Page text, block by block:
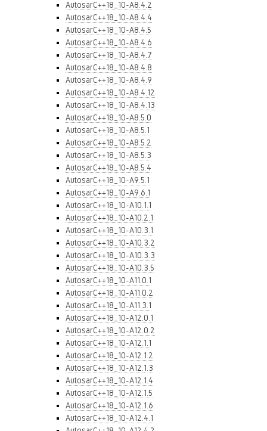
AutosarC++18_10-A8.4.2
AutosarC++18_10-A8.4.4
AutosarC++18_10-A8.4.5
AutosarC++18_10-A8.4.6
AutosarC++18_10-A8.4.7
AutosarC++18_10-A8.4.8
AutosarC++18_10-A8.4.9
AutosarC++18_10-A8.4.12
AutosarC++18_10-A8.4.13
AutosarC++18_10-A8.5.0
AutosarC++18_10-A8.5.1
AutosarC++18_10-A8.5.2
AutosarC++18_10-A8.5.3
AutosarC++18_10-A8.5.4
AutosarC++18_10-A9.5.1
AutosarC++18_10-A9.6.1
AutosarC++18_10-A10.1.1
AutosarC++18_10-A10.2.1
AutosarC++18_10-A10.3.1
AutosarC++18_10-A10.3.2
AutosarC++18_10-A10.3.3
AutosarC++18_10-A10.3.5
AutosarC++18_10-A11.0.1
AutosarC++18_10-A11.0.2
AutosarC++18_10-A11.3.1
AutosarC++18_10-A12.0.1
AutosarC++18_10-A12.0.2
AutosarC++18_10-A12.1.1
AutosarC++18_10-A12.1.2
AutosarC++18_10-A12.1.3
AutosarC++18_10-A12.1.4
AutosarC++18_10-A12.1.5
AutosarC++18_10-A12.1.6
AutosarC++18_10-A12.4.1